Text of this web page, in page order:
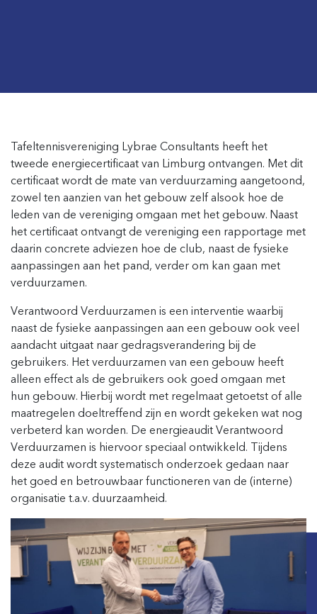
Tafeltennisvereniging Lybrae Consultants heeft het
tweede energiecertificaat van Limburg ontvangen. Met dit
certificaat wordt de mate van verduurzaming aangetoond,
zowel ten aanzien van het gebouw zelf alsook hoe de
leden van de vereniging omgaan met het gebouw. Naast
het certificaat ontvangt de vereniging een rapportage met
daarin concrete adviezen hoe de club, naast de fysieke
aanpassingen aan het pand, verder om kan gaan met
verduurzamen.
Verantwoord Verduurzamen is een interventie waarbij
naast de fysieke aanpassingen aan een gebouw ook veel
aandacht uitgaat naar gedragsverandering bij de
gebruikers. Het verduurzamen van een gebouw heeft
alleen effect als de gebruikers ook goed omgaan met
hun gebouw. Hierbij wordt met regelmaat getoetst of alle
maatregelen doeltreffend zijn en wordt gekeken wat nog
verbeterd kan worden. De energieaudit Verantwoord
Verduurzamen is hiervoor speciaal ontwikkeld. Tijdens
deze audit wordt systematisch onderzoek gedaan naar
het goed en betrouwbaar functioneren van de (interne)
organisatie t.a.v. duurzaamheid.